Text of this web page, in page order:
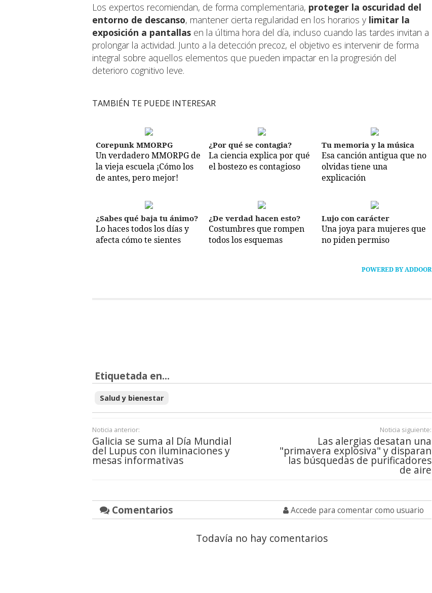
Los expertos recomiendan, de forma complementaria, proteger la oscuridad del
entorno de descanso, mantener cierta regularidad en los horarios y limitar la
exposición a pantallas en la última hora del día, incluso cuando las tardes invitan a
prolongar la actividad. Junto a la detección precoz, el objetivo es intervenir de forma
integral sobre aquellos elementos que pueden impactar en la progresión del
deterioro cognitivo leve.
TAMBIÉN TE PUEDE INTERESAR
Corepunk MMORPG
Un verdadero MMORPG de
la vieja escuela ¡Cómo los
de antes, pero mejor!
¿Por qué se contagia?
La ciencia explica por qué
el bostezo es contagioso
Tu memoria y la música
Esa canción antigua que no
olvidas tiene una
explicación
¿Sabes qué baja tu ánimo?
Lo haces todos los días y
afecta cómo te sientes
¿De verdad hacen esto?
Costumbres que rompen
todos los esquemas
Lujo con carácter
Una joya para mujeres que
no piden permiso
POWERED BY ADDOOR
Etiquetada en...
Salud y bienestar
Noticia anterior:
Galicia se suma al Día Mundial
del Lupus con iluminaciones y
mesas informativas
Noticia siguiente:
Las alergias desatan una
"primavera explosiva" y disparan
las búsquedas de purificadores
de aire
Comentarios Accede para comentar como usuario
Todavía no hay comentarios